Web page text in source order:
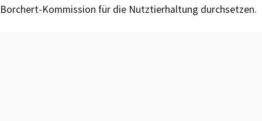
Borchert-Kommission für die Nutztierhaltung durchsetzen.